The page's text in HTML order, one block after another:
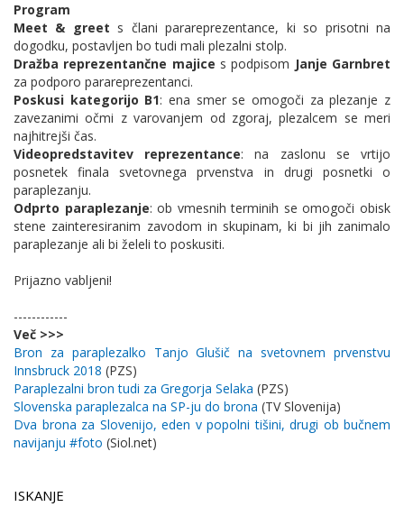
Program
Meet & greet s člani parareprezentance, ki so prisotni na
dogodku, postavljen bo tudi mali plezalni stolp.
Dražba reprezentančne majice s podpisom Janje Garnbret
za podporo parareprezentanci.
Poskusi kategorijo B1: ena smer se omogoči za plezanje z
zavezanimi očmi z varovanjem od zgoraj, plezalcem se meri
najhitrejši čas.
Videopredstavitev reprezentance: na zaslonu se vrtijo
posnetek finala svetovnega prvenstva in drugi posnetki o
paraplezanju.
Odprto paraplezanje: ob vmesnih terminih se omogoči obisk
stene zainteresiranim zavodom in skupinam, ki bi jih zanimalo
paraplezanje ali bi želeli to poskusiti.
Prijazno vabljeni!
------------
Več >>>
Bron za paraplezalko Tanjo Glušič na svetovnem prvenstvu
Innsbruck 2018 (PZS)
Paraplezalni bron tudi za Gregorja Selaka (PZS)
Slovenska paraplezalca na SP-ju do brona (TV Slovenija)
Dva brona za Slovenijo, eden v popolni tišini, drugi ob bučnem
navijanju #foto (Siol.net)
ISKANJE